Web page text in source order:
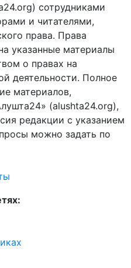
сотрудниками
и читателями,
права. Права
указанные материалы
о правах на
деятельности. Полное
материалов,
(alushta24.org),
редакции с указанием
можно задать по